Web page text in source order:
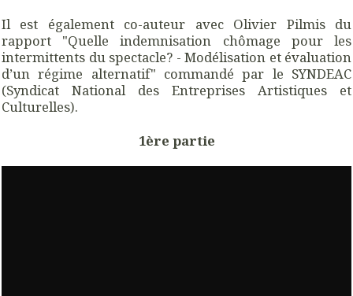
Il est également co-auteur avec Olivier Pilmis du
rapport "Quelle indemnisation chômage pour les
intermittents du spectacle? - Modélisation et évaluation
d’un régime alternatif" commandé par le SYNDEAC
(Syndicat National des Entreprises Artistiques et
Culturelles).
1ère partie